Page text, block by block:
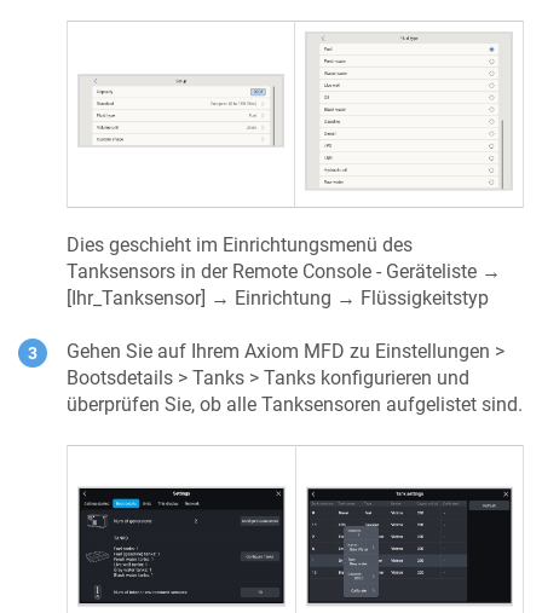
Dies geschieht im Einrichtungsmenü des
Tanksensors in der Remote Console - Geräteliste →
[Ihr_Tanksensor] → Einrichtung → Flüssigkeitstyp
Gehen Sie auf Ihrem Axiom MFD zu Einstellungen >
Bootsdetails > Tanks > Tanks konfigurieren und
überprüfen Sie, ob alle Tanksensoren aufgelistet sind.